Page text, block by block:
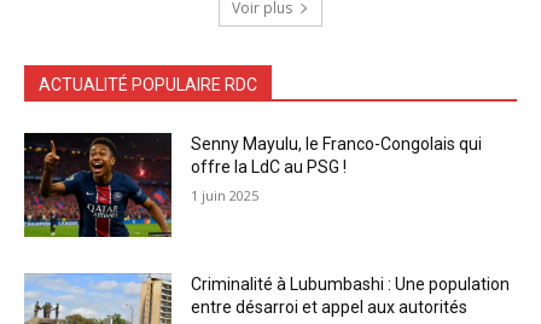
Voir plus
ACTUALITÉ POPULAIRE RDC
Senny Mayulu, le Franco-Congolais qui
offre la LdC au PSG !
1 juin 2025
Criminalité à Lubumbashi : Une population
entre désarroi et appel aux autorités